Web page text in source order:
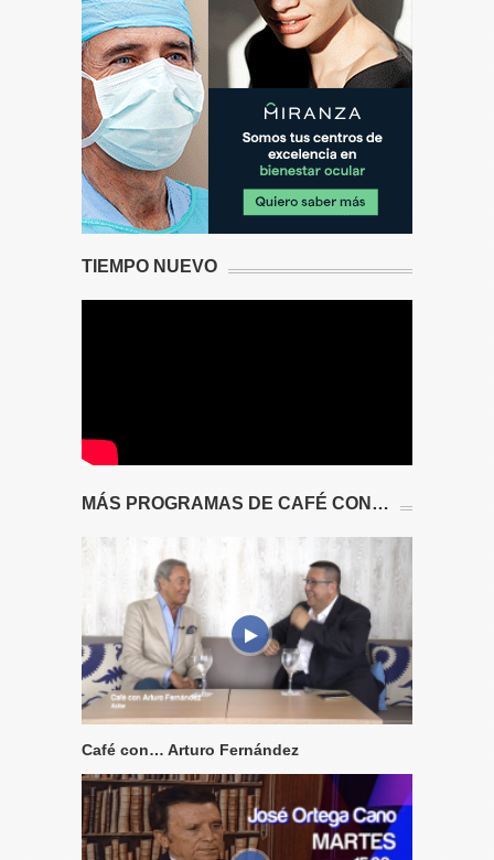
TIEMPO NUEVO
MÁS PROGRAMAS DE CAFÉ CON…
Café con… Arturo Fernández